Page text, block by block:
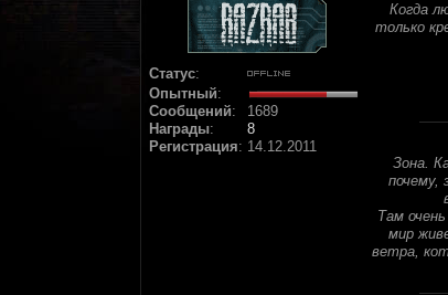
Статус:
Опытный:
Сообщений:
1689
Награды:
8
Регистрация: 14.12.2011
Когда
только
Зона.
почему,
Там
мир
ветра,